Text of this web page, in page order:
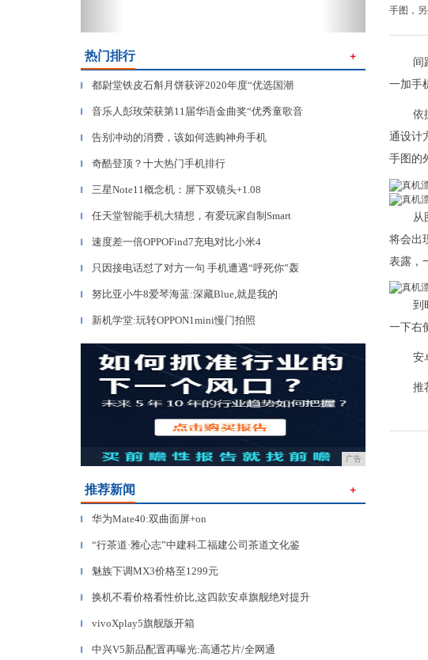
热门排行 ＋
▎ 都尉堂铁皮石斛月饼获评2020年度“优选国潮
▎ 音乐人彭玫荣获第11届华语金曲奖“优秀童歌音
▎ 告别冲动的消费，该如何选购神舟手机
▎ 奇酷登顶？十大热门手机排行
▎ 三星Note11概念机：屏下双镜头+1.08
▎ 任天堂智能手机大猜想，有爱玩家自制Smart
▎ 速度差一倍OPPOFind7充电对比小米4
▎ 只因接电话怼了对方一句 手机遭遇“呼死你”轰
▎ 努比亚小牛8爱琴海蓝:深藏Blue,就是我的
▎ 新机学堂:玩转OPPON1mini慢门拍照
广告
推荐新闻 ＋
▎ 华为Mate40:双曲面屏+on
▎ “行茶道·雅心志”中建科工福建公司茶道文化鉴
▎ 魅族下调MX3价格至1299元
▎ 换机不看价格看性价比,这四款安卓旗舰绝对提升
▎ vivoXplay5旗舰版开箱
▎ 中兴V5新品配置再曝光:高通芯片/全网通
手图，
间
一加手
依
通设计
手图的
从
将会出
表露，
到
一下右
安
推